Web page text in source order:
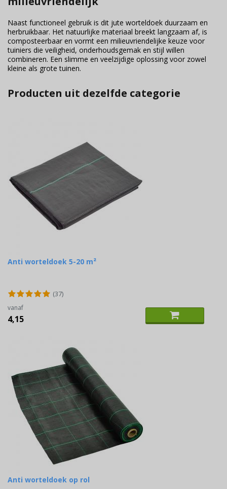
Naast functioneel gebruik is dit jute worteldoek duurzaam en
herbruikbaar. Het natuurlijke materiaal breekt langzaam af, is
composteerbaar en vormt een milieuvriendelijke keuze voor
tuiniers die veiligheid, onderhoudsgemak en stijl willen
combineren. Een slimme en veelzijdige oplossing voor zowel
kleine als grote tuinen.
Producten uit dezelfde categorie
Anti worteldoek 5-20 m²
(37)
vanaf
4,15
Anti worteldoek op rol